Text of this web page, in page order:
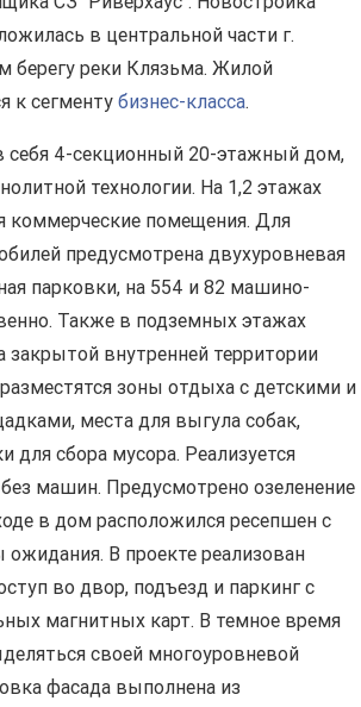
в центральной части г.
берегу реки Клязьма. Жилой
к сегменту бизнес-класса.
себя 4-секционный 20-этажный дом,
технологии. На 1,2 этажах
коммерческие помещения. Для
предусмотрена двухуровневая
парковки, на 554 и 82 машино-
Также в подземных этажах
закрытой внутренней территории
зоны отдыха с детскими и
места для выгула собак,
для сбора мусора. Реализуется
машин. Предусмотрено озеленение
в дом расположился ресепшен с
В проекте реализован
во двор, подъезд и паркинг с
магнитных карт. В темное время
своей многоуровневой
фасада выполнена из